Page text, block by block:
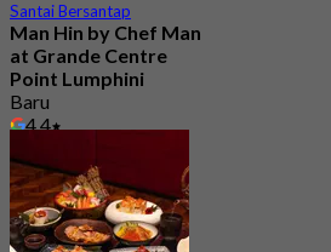
Santai Bersantap
Man Hin by Chef Man
at Grande Centre
Point Lumphini
Baru
4.4